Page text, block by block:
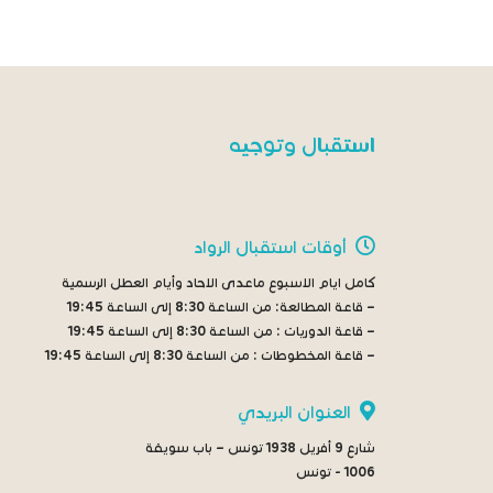
استقبال وتوجيه
أوقات استقبال الرواد
كامل ايام الاسبوع ماعدى الاحاد وأيام العطل الرسمية
– قاعة المطالعة: من الساعة 8:30 إلى الساعة 19:45
– قاعة الدوريات : من الساعة 8:30 إلى الساعة 19:45
– قاعة المخطوطات : من الساعة 8:30 إلى الساعة 19:45
العنوان البريدي
شارع 9 أفريل 1938 تونس – باب سويقة
1006 - تونس